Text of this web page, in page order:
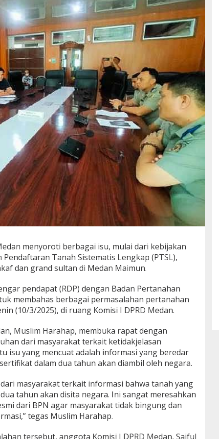
menyoroti berbagai isu, mulai dari kebijakan
Tanah Sistematis Lengkap (PTSL),
dan grand sultan di Medan Maimun.
pendapat (RDP) dengan Badan Pertanahan
membahas berbagai permasalahan pertanahan
(10/3/2025), di ruang Komisi I DPRD Medan.
Muslim Harahap, membuka rapat dengan
dari masyarakat terkait ketidakjelasan
isu yang mencuat adalah informasi yang beredar
dalam dua tahun akan diambil oleh negara.
masyarakat terkait informasi bahwa tanah yang
tahun akan disita negara. Ini sangat meresahkan
dari BPN agar masyarakat tidak bingung dan
tegas Muslim Harahap.
tersebut, anggota Komisi I DPRD Medan, Saiful